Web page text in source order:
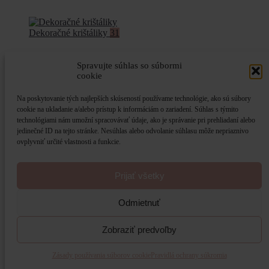
Spravujte súhlas so súbormi
cookie
Na poskytovanie tých najlepších skúseností používame technológie, ako sú súbory
cookie na ukladanie a/alebo prístup k informáciám o zariadení. Súhlas s týmito
technológiami nám umožní spracovávať údaje, ako je správanie pri prehliadaní alebo
jedinečné ID na tejto stránke. Nesúhlas alebo odvolanie súhlasu môže nepriaznivo
ovplyvniť určité vlastnosti a funkcie.
Odmietnuť
Zobraziť predvoľby
Dekoračné krištáliky 31